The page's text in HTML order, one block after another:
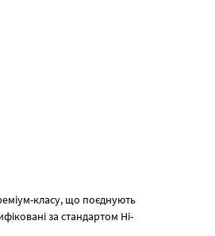
класу, що поєднують
за стандартом Hi-